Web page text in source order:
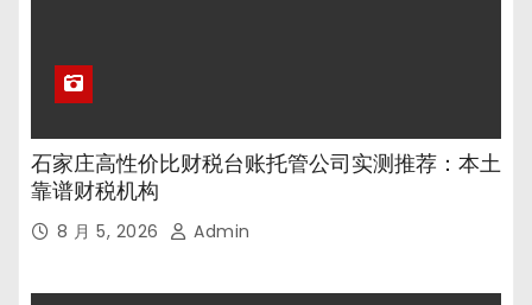
石家庄高性价比财税台账托管公司实测推荐：本土
靠谱财税机构
8 月 5, 2026 Admin